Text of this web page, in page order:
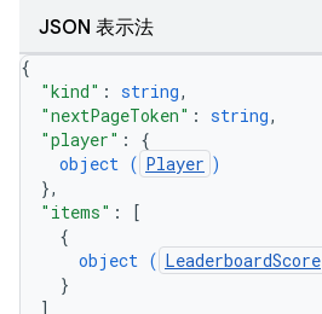
JSON 表示法
{
"kind" : string,
"nextPageToken" : string,
"player" : {
object ( Player )
},
"items" :
[
{
object ( LeaderboardScore
}
]